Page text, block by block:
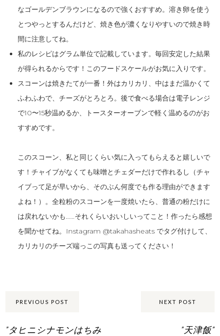
なゴールデンブラウンになるので強くおすすめ。溶き卵を使う
とつやっとするんだけど、焼き色が濃くなりやすいので焼き時
間に注意してね。
私のレシピはグラム単位で記載しています。毎回安定した結果
が得られるからです！このフードスケールがお気に入りです。
スコーンは焼きたてが一番！外はカリカリ、中はまだ温かくて
ふわふわで、チーズがとろとろ。後で食べる場合は電子レンジ
で10〜15秒温めるか、トースターオーブンで軽く温めるのがお
すすめです。
このスコーン、私と同じくらい気に入ってもらえると嬉しいで
す！チャイブがなくても味噌とチェダーだけで作れるし（チャ
イブって足が早いから、そのぶん何度でも作る理由ができます
よね！）。全粒粉のスコーンを一度焼いたら、普通の粉だけに
は戻れないかも……それくらいおいしいってこと！作ったら感想
を聞かせてね。Instagram @takahasheats でタグ付けして、
カリカリのチーズ端っこの写真も送ってください！
PREVIOUS POST
"タヒニシナモンはちみ
NEXT POST
"天津飯"